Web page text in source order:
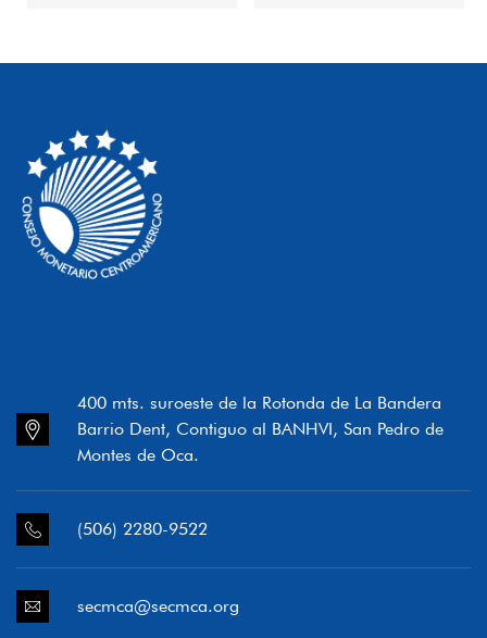
400 mts. suroeste de la Rotonda de La Bandera
Barrio Dent, Contiguo al BANHVI, San Pedro de
Montes de Oca.
(506) 2280-9522
secmca@secmca.org